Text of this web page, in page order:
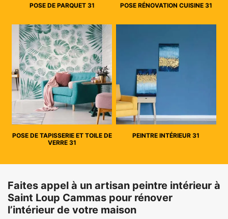
POSE DE PARQUET 31 POSE RÉNOVATION CUISINE 31
POSE DE TAPISSERIE ET TOILE DE
VERRE 31
PEINTRE INTÉRIEUR 31
Faites appel à un artisan peintre intérieur à
Saint Loup Cammas pour rénover
l’intérieur de votre maison